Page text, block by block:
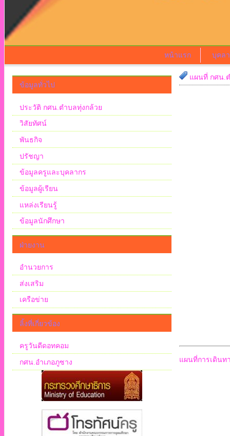
หน้าแรก บุคล
ข้อมูลทั่วไป
ประวัติ กศน.ตำบลทุ่งกล้วย
วิสัยทัศน์
พันธกิจ
ปรัชญา
ข้อมูลครูและบุคลากร
ข้อมูลผู้เรียน
แหล่งเรียนรู้
ข้อมูลนักศึกษา
ฝ่ายงาน
อำนวยการ
ส่งเสริม
เครือข่าย
ลิ้งที่เกี่ยวข้อง
ครูวันดีดอทคอม
กศน.อำเภอภูซาง
แผนที่ กศน.
แผนที่การเดินท